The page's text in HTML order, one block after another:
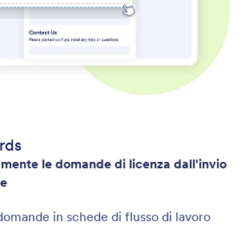
le domande di licenza dall'invio
in schede di flusso di lavoro